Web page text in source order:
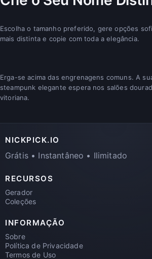
Escolha o tamanho preferido, gere opções
mais distinta e copie com toda a elegância.
Erga-se acima das engrenagens comuns. A
steampunk elegante espera nos salões
vitoriana.
NICKPICK.IO
Grátis • Instantâneo • Ilimitado
RECURSOS
Gerador
Coleções
INFORMAÇÃO
Sobre
Política de Privacidade
Termos de Uso